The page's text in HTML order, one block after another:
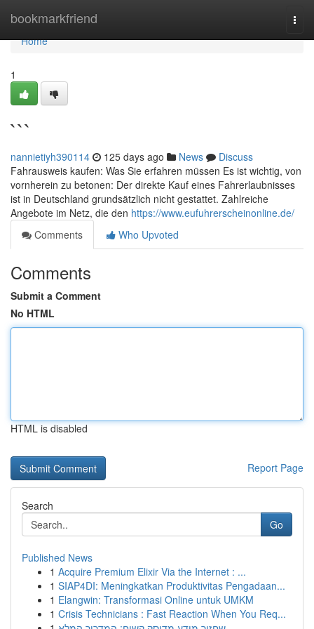
bookmarkfriend
Home
Home
1
```
nannietiyh390114 125 days ago News
Discuss
Fahrausweis kaufen: Was Sie erfahren müssen Es ist wichtig, von
vornherein zu betonen: Der direkte Kauf eines Fahrerlaubnisses
ist in Deutschland grundsätzlich nicht gestattet. Zahlreiche
Angebote im Netz, die den https://www.eufuhrerscheinonline.de/
Comments
Who Upvoted
Comments
Submit a Comment
No HTML
HTML is disabled
Report Page
Search
Go
Published News
1 Acquire Premium Elixir Via the Internet : ...
1 SIAP4DI: Meningkatkan Produktivitas Pengadaan...
1 Elangwin: Transformasi Online untuk UMKM
1 Crisis Technicians : Fast Reaction When You Req...